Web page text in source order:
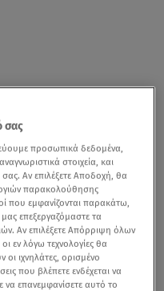
σας
προσωπικά δεδομένα,
στοιχεία, και
Αν επιλέξετε Αποδοχή, θα
παρακολούθησης
που εμφανίζονται παρακάτω,
μας επεξεργαζόμαστε τα
Αν επιλέξετε Απόρριψη όλων
εν λόγω τεχνολογίες θα
ιχνηλάτες, ορισμένο
που βλέπετε ενδέχεται να
να επανεμφανίσετε αυτό το